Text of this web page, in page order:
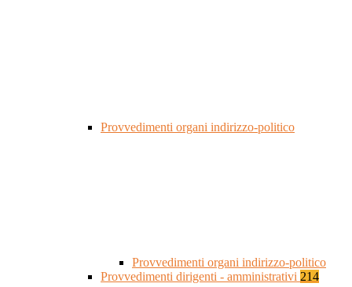
Provvedimenti organi indirizzo-politico
Provvedimenti organi indirizzo-politico
Provvedimenti dirigenti - amministrativi 214